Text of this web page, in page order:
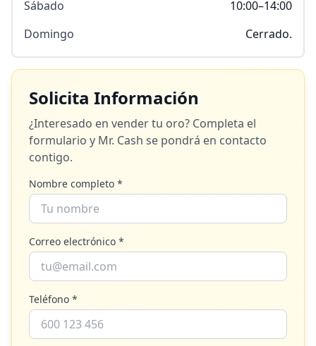
Sábado
10:00–14:00
Domingo
Cerrado.
Solicita Información
¿Interesado en vender tu oro? Completa el
formulario y Mr. Cash se pondrá en contacto
contigo.
Nombre completo *
Correo electrónico *
Teléfono *